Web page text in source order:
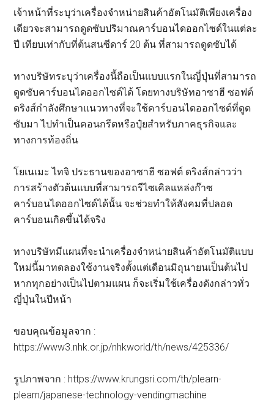
เจ้าหน้าที่ระบุว่าเครื่องจำหน่ายสินค้าอัตโนมัติเพียงเครื่อง
เดียวจะสามารถดูดซับปริมาณคาร์บอนไดออกไซด์ในแต่ละ
ปี เทียบเท่ากับที่ต้นสนซีดาร์ 20 ต้น ที่สามารถดูดซับได้
ทางบริษัทระบุว่าเครื่องนี้ถือเป็นแบบแรกในญี่ปุ่นที่สามารถ
ดูดซับคาร์บอนไดออกไซด์ได้ โดยทางบริษัทอาซาฮี ซอฟต์
ดริงส์กำลังศึกษาแนวทางที่จะใช้คาร์บอนไดออกไซด์ที่ดูด
ซับมา ไปทำเป็นคอนกรีตหรือปุ๋ยสำหรับภาคธุรกิจและ
ทางการท้องถิ่น
โยเนเมะ ไทจิ ประธานของอาซาฮี ซอฟต์ ดริงส์กล่าวว่า
การสร้างตัวต้นแบบที่สามารถรีไซเคิลแหล่งก๊าซ
คาร์บอนไดออกไซด์ได้นั้น จะช่วยทำให้สังคมที่ปลอด
คาร์บอนเกิดขึ้นได้จริง
ทางบริษัทมีแผนที่จะนำเครื่องจำหน่ายสินค้าอัตโนมัติแบบ
ใหม่นี้มาทดลองใช้งานจริงตั้งแต่เดือนมิถุนายนเป็นต้นไป
หากทุกอย่างเป็นไปตามแผน ก็จะเริ่มใช้เครื่องดังกล่าวทั่ว
ญี่ปุ่นในปีหน้า
ขอบคุณข้อมูลจาก :
https://www3.nhk.or.jp/nhkworld/th/news/425336/
รูปภาพจาก : https://www.krungsri.com/th/plearn-
plearn/japanese-technology-vendingmachine